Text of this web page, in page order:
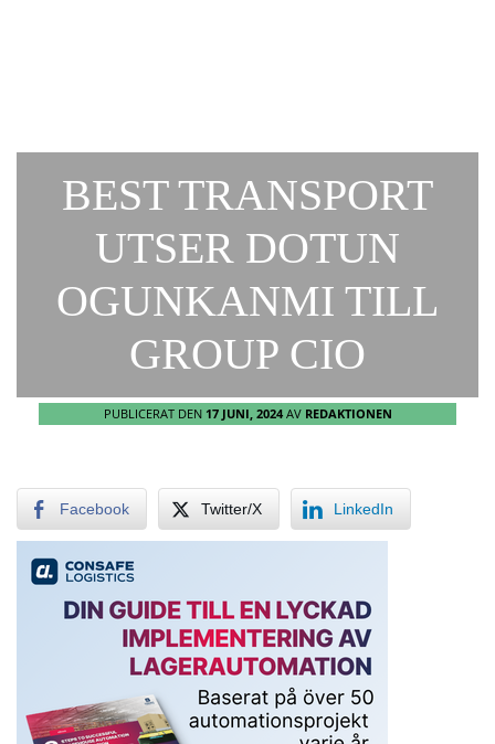
BEST TRANSPORT
UTSER DOTUN
OGUNKANMI TILL
GROUP CIO
PUBLICERAT DEN 17 JUNI, 2024AV REDAKTIONEN
Facebook Twitter/X LinkedIn